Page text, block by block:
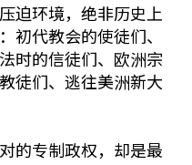
迫环境，绝非历史上
初代教会的使徒们、
时的信徒们、欧洲宗
徒们、逃往美洲新大
的专制政权，却是最